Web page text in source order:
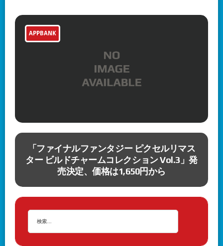
APPBANK
「ファイナルファンタジー ピクセルリマス
ター ビルドチャームコレクション Vol.3」発
売決定、価格は1,650円から